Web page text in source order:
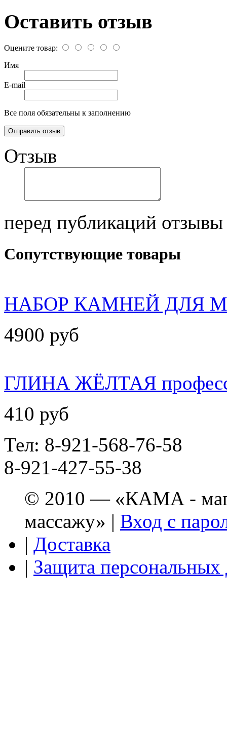
Оставить отзыв
Оцените товар:
Имя
E-mail
Все поля обязательны к заполнению
Отзыв
перед публикаций
Сопутствующие товары
НАБОР КАМНЕЙ ДЛЯ
4900 руб
ГЛИНА ЖЁЛТАЯ
410 руб
Тел: 8-921-568-76-58
8-921-427-55-38
© 2010 — «КАМА -
массажу» | Вход с
| Доставка
| Защита